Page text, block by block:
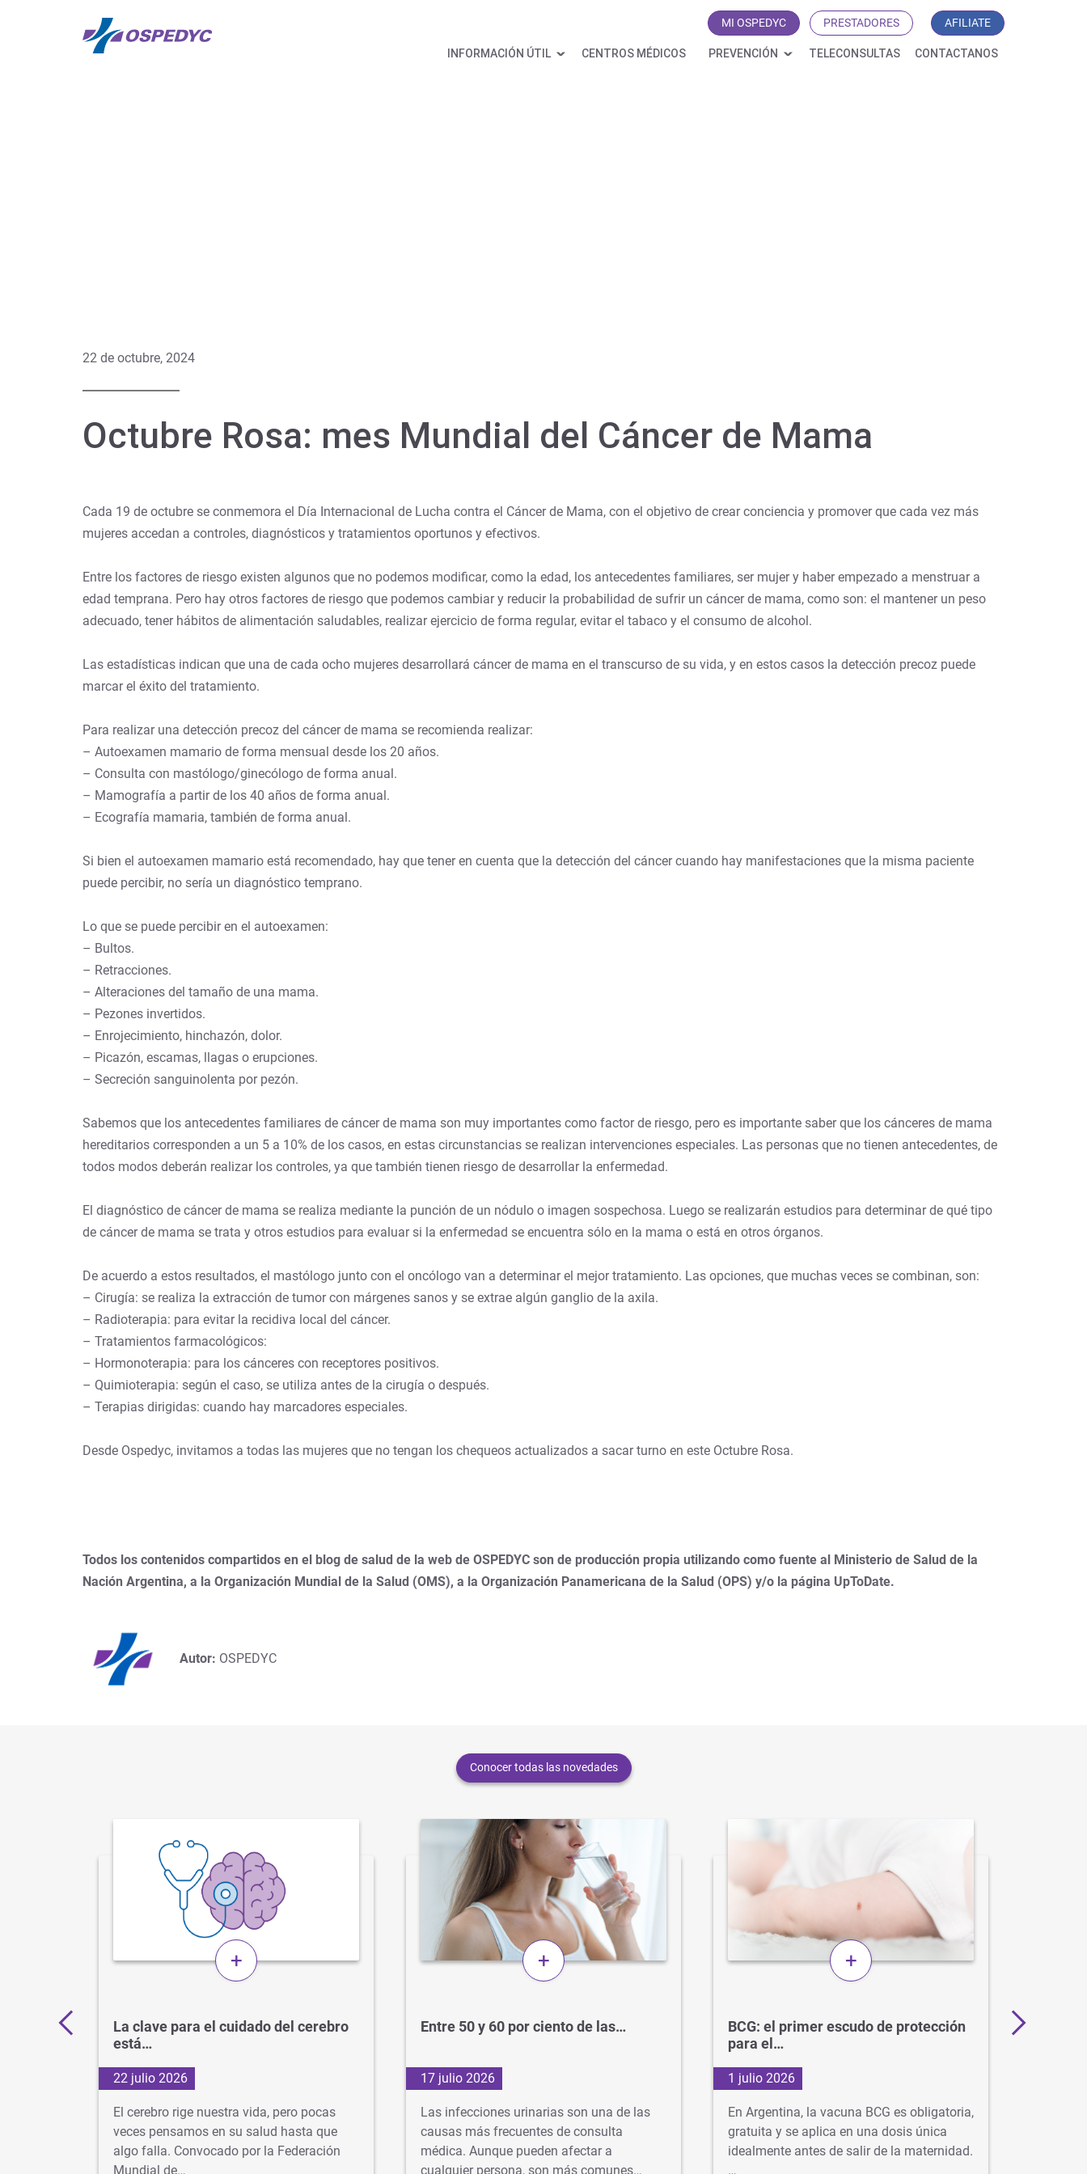
MI OSPEDYC PRESTADORES AFILIATE
INFORMACIÓN ÚTIL CENTROS MÉDICOS PREVENCIÓN TELECONSULTAS CONTACTANOS
22 de octubre, 2024
Octubre Rosa: mes Mundial del Cáncer de Mama
Cada 19 de octubre se conmemora el Día Internacional de Lucha contra el Cáncer de Mama, con el objetivo de crear conciencia y promover que cada vez más
mujeres accedan a controles, diagnósticos y tratamientos oportunos y efectivos.
Entre los factores de riesgo existen algunos que no podemos modificar, como la edad, los antecedentes familiares, ser mujer y haber empezado a menstruar a
edad temprana. Pero hay otros factores de riesgo que podemos cambiar y reducir la probabilidad de sufrir un cáncer de mama, como son: el mantener un peso
adecuado, tener hábitos de alimentación saludables, realizar ejercicio de forma regular, evitar el tabaco y el consumo de alcohol.
Las estadísticas indican que una de cada ocho mujeres desarrollará cáncer de mama en el transcurso de su vida, y en estos casos la detección precoz puede
marcar el éxito del tratamiento.
Para realizar una detección precoz del cáncer de mama se recomienda realizar:
– Autoexamen mamario de forma mensual desde los 20 años.
– Consulta con mastólogo/ginecólogo de forma anual.
– Mamografía a partir de los 40 años de forma anual.
– Ecografía mamaria, también de forma anual.
Si bien el autoexamen mamario está recomendado, hay que tener en cuenta que la detección del cáncer cuando hay manifestaciones que la misma paciente
puede percibir, no sería un diagnóstico temprano.
Lo que se puede percibir en el autoexamen:
– Bultos.
– Retracciones.
– Alteraciones del tamaño de una mama.
– Pezones invertidos.
– Enrojecimiento, hinchazón, dolor.
– Picazón, escamas, llagas o erupciones.
– Secreción sanguinolenta por pezón.
Sabemos que los antecedentes familiares de cáncer de mama son muy importantes como factor de riesgo, pero es importante saber que los cánceres de mama
hereditarios corresponden a un 5 a 10% de los casos, en estas circunstancias se realizan intervenciones especiales. Las personas que no tienen antecedentes, de
todos modos deberán realizar los controles, ya que también tienen riesgo de desarrollar la enfermedad.
El diagnóstico de cáncer de mama se realiza mediante la punción de un nódulo o imagen sospechosa. Luego se realizarán estudios para determinar de qué tipo
de cáncer de mama se trata y otros estudios para evaluar si la enfermedad se encuentra sólo en la mama o está en otros órganos.
De acuerdo a estos resultados, el mastólogo junto con el oncólogo van a determinar el mejor tratamiento. Las opciones, que muchas veces se combinan, son:
– Cirugía: se realiza la extracción de tumor con márgenes sanos y se extrae algún ganglio de la axila.
– Radioterapia: para evitar la recidiva local del cáncer.
– Tratamientos farmacológicos:
– Hormonoterapia: para los cánceres con receptores positivos.
– Quimioterapia: según el caso, se utiliza antes de la cirugía o después.
– Terapias dirigidas: cuando hay marcadores especiales.
Desde Ospedyc, invitamos a todas las mujeres que no tengan los chequeos actualizados a sacar turno en este Octubre Rosa.
Todos los contenidos compartidos en el blog de salud de la web de OSPEDYC son de producción propia utilizando como fuente al Ministerio de Salud de la
Nación Argentina, a la Organización Mundial de la Salud (OMS), a la Organización Panamericana de la Salud (OPS) y/o la página UpToDate.
Autor: OSPEDYC
Conocer todas las novedades
+
La clave para el cuidado del cerebro
está…
22 julio 2026
El cerebro rige nuestra vida, pero pocas
veces pensamos en su salud hasta que
algo falla. Convocado por la Federación
Mundial de…
+
Entre 50 y 60 por ciento de las…
17 julio 2026
Las infecciones urinarias son una de las
causas más frecuentes de consulta
médica. Aunque pueden afectar a
cualquier persona, son más comunes…
+
BCG: el primer escudo de protección
para el…
1 julio 2026
En Argentina, la vacuna BCG es obligatoria,
gratuita y se aplica en una dosis única
idealmente antes de salir de la maternidad.
…